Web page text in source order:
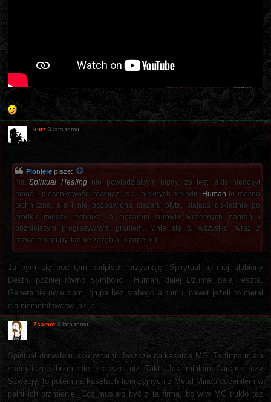
kurz 3 lata temu
Pioniere pisze:
NaSpiritual Healingnie powiedziałbym nigdy, że jest jakiś niedosyt
emocji, piosenkowości również, jak i pięknych melodii. Human to mocno
techniczna, ale i nie pozbawiona ciężaru płyta, stająca dokładnie po
środku miedzy techniką, a ciężarem surówki wczesnych nagrań i
późniejszym progresywnym graniem. Mnie się tu wszystko, wraz z
rozwojem grupy, ładnie zazębia i uzupełnia.
Ja bym się pod tym podpisał, przyznaję. Spirytual to mój ulubiony
Death, później równo Symbolic i Human, dalej Dżuma, dalej reszta.
Generalnie uwielbiam, grupa bez słabego albumu, nawet jeżeli to metal
dla niemetalowców jak ja.
Zsamot 3 lata temu
Spiritual dorwałem jako ostatni. Jeszcze na kasetce MG. Ta firma miała
specyficzne brzmienie, słabsze niż Takt. Jak miałem Carcass czy
Szwecję, to potem na kasetach licencyjnych z Metal Mindu doceniłem w
pełni ich brzmienie. Coś musiało być z tą firmą, bo w/w MG tłukło też